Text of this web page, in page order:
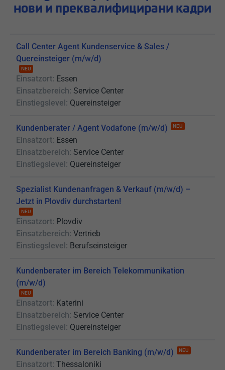
нови и преквалифицирани кадри
Call Center Agent Kundenservice & Sales /
Quereinsteiger (m/w/d)
NEU
Einsatzort: Essen
Einsatzbereich: Service Center
Einstiegslevel: Quereinsteiger
Kundenberater / Agent Vodafone (m/w/d) NEU
Einsatzort: Essen
Einsatzbereich: Service Center
Einstiegslevel: Quereinsteiger
Spezialist Kundenanfragen & Verkauf (m/w/d) –
Jetzt in Plovdiv durchstarten!
NEU
Einsatzort: Plovdiv
Einsatzbereich: Vertrieb
Einstiegslevel: Berufseinsteiger
Kundenberater im Bereich Telekommunikation
(m/w/d)
NEU
Einsatzort: Katerini
Einsatzbereich: Service Center
Einstiegslevel: Quereinsteiger
Kundenberater im Bereich Banking (m/w/d) NEU
Einsatzort: Thessaloniki